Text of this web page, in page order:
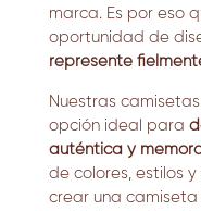
marca. Es por eso
oportunidad de
represente
Nuestras
opción ideal para
auténtica y
de colores, estilos
crear una